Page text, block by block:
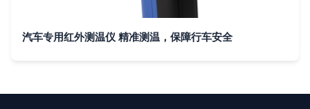
汽车专用红外测温仪 精准测温，保障行车安全